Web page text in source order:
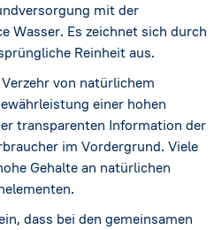
mit der
Wasser. Es zeichnet sich durch
Reinheit aus.
von natürlichem
einer hohen
transparenten Information der
im Vordergrund. Viele
Gehalte an natürlichen
dass bei den gemeinsamen